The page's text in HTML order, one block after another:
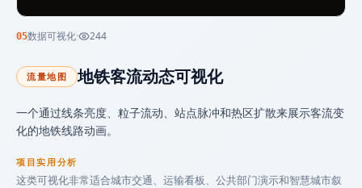
05数据可视化· 244
流量地图 地铁客流动态可视化
一个通过线条亮度、粒子流动、站点脉冲和热区扩散来展示客流变
化的地铁线路动画。
项目实用分析
这类可视化非常适合城市交通、运输看板、公共部门演示和智慧城市叙